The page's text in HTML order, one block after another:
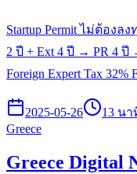
Startup Permit ไม่ต้องล
2 ปี + Ext 4 ปี → PR 4 ปี
Foreign Expert Tax
2025-05-26
13 นา
Greece
Greece Digital